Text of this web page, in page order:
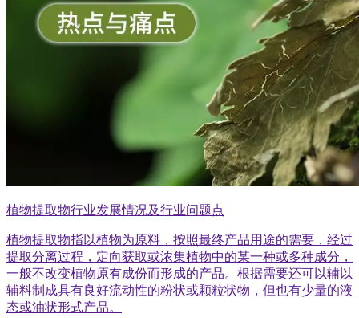
植物提取物行业发展情况及行业问题点
植物提取物指以植物为原料，按照最终产品用途的需要，经过
提取分离过程，定向获取或浓集植物中的某一种或多种成分，
一般不改变植物原有成份而形成的产品。根据需要还可以辅以
辅料制成具有良好流动性的粉状或颗粒状物，但也有少量的液
态或油状形式产品。